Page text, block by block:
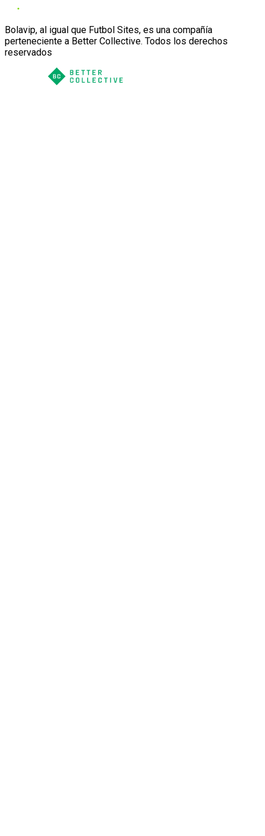
Bolavip, al igual que Futbol Sites, es una compañía
perteneciente a Better Collective. Todos los derechos
reservados